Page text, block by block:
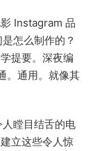
Instagram 品
怎么制作的？
提要。深夜编
。通用。就像其
瞠目结舌的电
立这些令人惊